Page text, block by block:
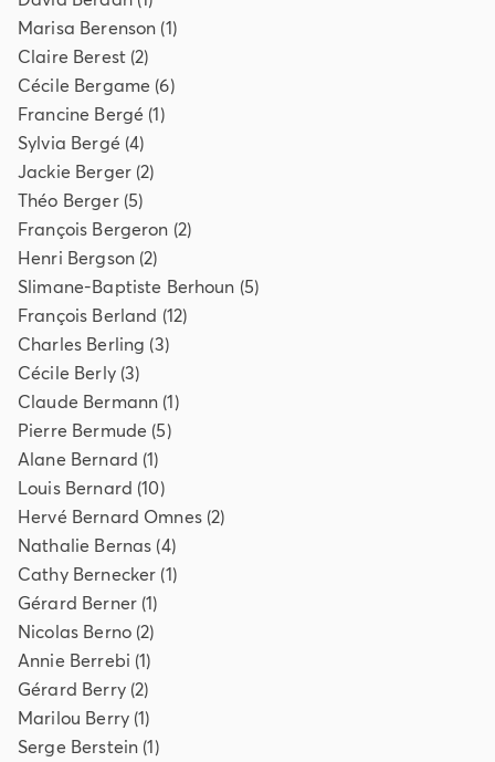
Marisa Berenson (1)
Claire Berest(2)
Cécile Bergame (6)
Francine Bergé (1)
Sylvia Bergé (4)
Jackie Berger(2)
Théo Berger(5)
François Bergeron (2)
Henri Bergson(2)
Slimane-Baptiste Berhoun (5)
François Berland (12)
Charles Berling (3)
Cécile Berly(3)
Claude Bermann (1)
Pierre Bermude (5)
Alane Bernard (1)
Louis Bernard (10)
Hervé Bernard Omnes(2)
Nathalie Bernas (4)
Cathy Bernecker (1)
Gérard Berner(1)
Nicolas Berno(2)
Annie Berrebi (1)
Gérard Berry(2)
Marilou Berry(1)
Serge Berstein (1)